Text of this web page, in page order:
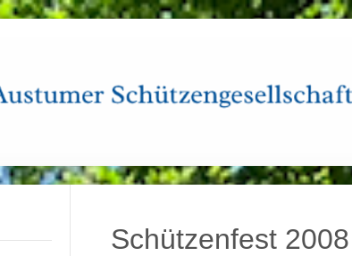
Schützenfest 2008